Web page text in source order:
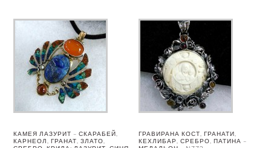
КАМЕЯ ЛАЗУРИТ – СКАРАБЕЙ,
КАРНЕОЛ, ГРАНАТ, ЗЛАТО,
ГРАВИРАНА КОСТ, ГРАНАТИ,
КЕХЛИБАР, СРЕБРО, ПАТИНА –